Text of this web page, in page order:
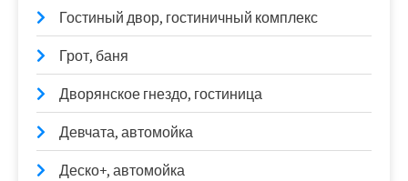
Гостиный двор, гостиничный комплекс
Грот, баня
Дворянское гнездо, гостиница
Девчата, автомойка
Деско+, автомойка